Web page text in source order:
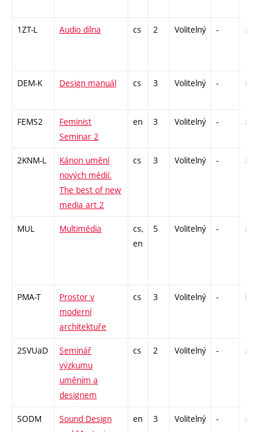
1ZT-L Audio dílna cs 2 Volitelný - zá
DEM-K Design manuál cs 3 Volitelný - kl
FEMS2
Feminist
Seminar 2
en 3 Volitelný - zá
2KNM-L
Kánon umění
nových médií.
The best of new
media art 2
cs 3 Volitelný - zk
MUL Multimédia
cs,
en
5 Volitelný - zk
PMA-T
Prostor v
moderní
architektuře
cs 3 Volitelný - kl
2SVUaD
Seminář
výzkumu
uměním a
designem
cs 2 Volitelný - zá
SODM
Sound Design
en 3 Volitelný - zá